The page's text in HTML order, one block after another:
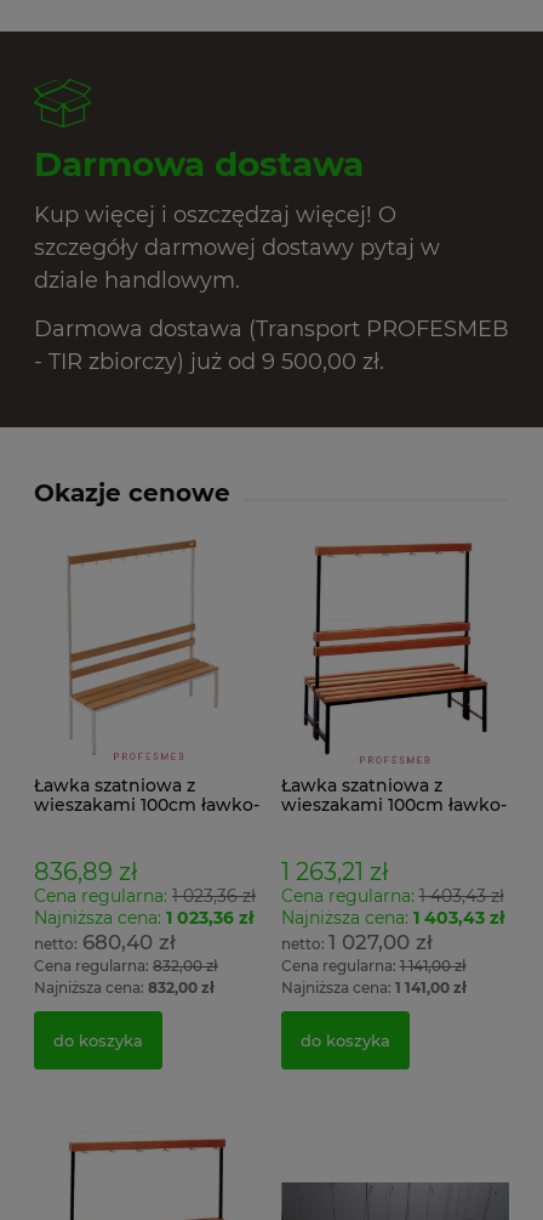
Darmowa dostawa
Kup więcej i oszczędzaj więcej! O
szczegóły darmowej dostawy pytaj w
dziale handlowym.
Darmowa dostawa (Transport PROFESMEB
- TIR zbiorczy) już od 9 500,00 zł.
Okazje cenowe
Ławka szatniowa z
wieszakami 100cm ławko-
836,89 zł
Cena regularna: 1 023,36 zł
Najniższa cena: 1 023,36 zł
680,40 zł
Cena regularna: 832,00 zł
Najniższa cena: 832,00 zł
do koszyka
Ławka szatniowa z
wieszakami 100cm ławko-
1 263,21 zł
Cena regularna:1 403,43 zł
Najniższa cena: 1 403,43 zł
1 027,00 zł
Cena regularna:1 141,00 zł
Najniższa cena: 1 141,00 zł
do koszyka